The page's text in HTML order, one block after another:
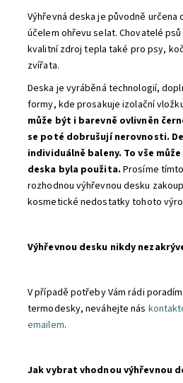
Výhřevná deska je původně určena
účelem ohřevu selat. Chovatelé
kvalitní zdroj tepla také pro psy,
zvířata.
Deska je vyráběná technologií,
formy, kde prosakuje izolační
může být i barevně ovlivněn
se poté dobrušují nerovnosti.
individuálně baleny. To vše
deska byla použita. Prosíme
rozhodnou výhřevnou desku
kosmetické nedostatky tohoto
Výhřevnou desku nikdy
V případě potřeby Vám rádi
termodesky, neváhejte nás
emailem.
Jak vybrat vhodnou výhřevnou